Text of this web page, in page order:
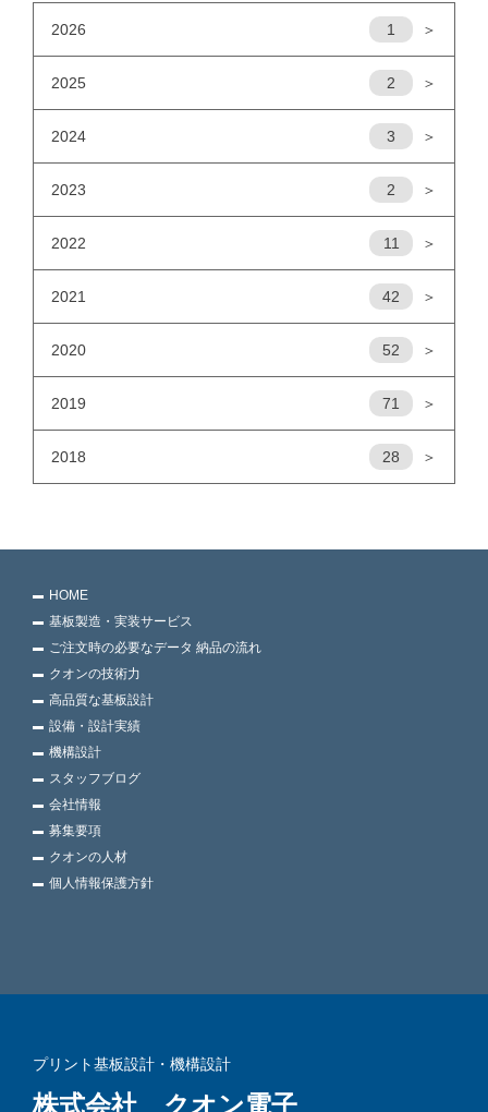
2026 1 ＞
2025 2 ＞
2024 3 ＞
2023 2 ＞
2022 11 ＞
2021 42 ＞
2020 52 ＞
2019 71 ＞
2018 28 ＞
HOME
基板製造・実装サービス
ご注文時の必要なデータ 納品の流れ
クオンの技術力
高品質な基板設計
設備・設計実績
機構設計
スタッフブログ
会社情報
募集要項
クオンの人材
個人情報保護方針
プリント基板設計・機構設計
株式会社 クオン電子